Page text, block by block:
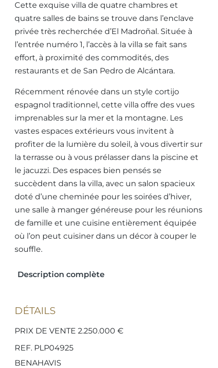
Cette exquise villa de quatre chambres et
quatre salles de bains se trouve dans l’enclave
privée très recherchée d’El Madroñal. Située à
l’entrée numéro 1, l’accès à la villa se fait sans
effort, à proximité des commodités, des
restaurants et de San Pedro de Alcántara.
Récemment rénovée dans un style cortijo
espagnol traditionnel, cette villa offre des vues
imprenables sur la mer et la montagne. Les
vastes espaces extérieurs vous invitent à
profiter de la lumière du soleil, à vous divertir sur
la terrasse ou à vous prélasser dans la piscine et
le jacuzzi. Des espaces bien pensés se
succèdent dans la villa, avec un salon spacieux
doté d’une cheminée pour les soirées d’hiver,
une salle à manger généreuse pour les réunions
de famille et une cuisine entièrement équipée
où l’on peut cuisiner dans un décor à couper le
souffle.
Description complète
DÉTAILS
PRIX DE VENTE 2.250.000 €
REF. PLP04925
BENAHAVIS